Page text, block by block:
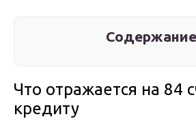
Что отражается на 84
кредиту